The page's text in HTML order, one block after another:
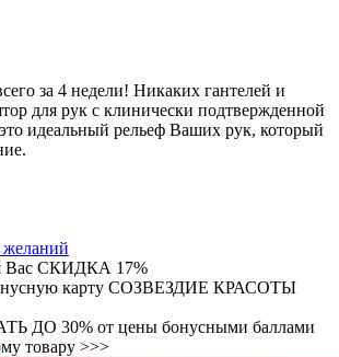
за 4 недели! Никаких гантелей и
для рук с клинически подтвержденной
идеальный рельеф Ваших рук, который
желаний
Вас СКИДКА 17%
карту СОЗВЕЗДИЕ КРАСОТЫ
ДО 30% от цены бонусными баллами
товару >>>